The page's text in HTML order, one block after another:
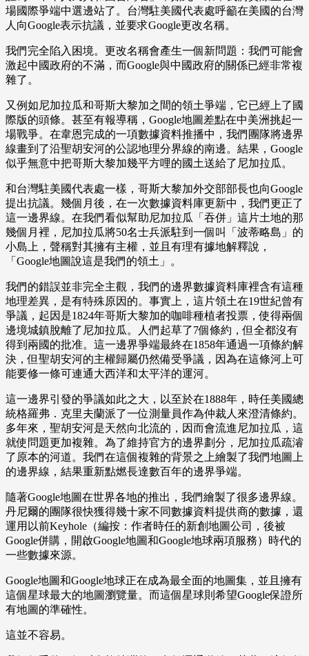
場國際爭端中選邊站了。台灣駐美國代表處呼籲在美國的台灣
人向Google表示抗議，並要求Google更改名稱。
我們完全陷入困境。更改名稱會產生一個新問題：我們可能會
激起中國政府的不滿，而Google與中國政府的關係已經非常複
雜了。
又例如尼加拉瓜和哥斯大黎加之間的領土爭端，它已經上了國
際版的頭條。甚至有報導稱，Google地圖差點在中美洲挑起一
場戰爭。在韋恩完成的一項數據資料推播中，我們團隊將邊界
線畫到了沿聖胡安河的公認地理分界線的南邊。結果，Google
似乎無意中把哥斯大黎加幾平方哩的國土送給了尼加拉瓜。
和台灣駐美國代表處一樣，哥斯大黎加外交部部長也向Google
提出抗議。幾個月後，在一次數據資料庫更新中，我們更正了
這一邊界線。在我們看似幫助尼加拉瓜「吞併」這片土地的那
幾個月裡，尼加拉瓜將50名士兵派駐到一個叫「波蒂略島」的
小島上，聲稱對其擁有主權，並且有理有據地解釋說，
「Google地圖說這是我們的領土」。
我們的錯誤並非完全主觀，我們的邊界數據資料庫裡含有這種
地理差異，是有特殊原因的。事實上，這片領土在19世紀曾有
爭議，起因是1824年哥斯大黎加的咖啡種植者投票，使得兩個
邊境城鎮脫離了尼加拉瓜。人們起草了7個條約，但全都沒有
得到兩國的批准。這一邊界爭端最終在1858年通過一項條約解
決，但聖胡安河的主權歸屬仍然備受爭議，因為在這條河上可
能要修一條可連通大西洋和太平洋的運河。
這一邊界引發的爭議如此之大，以至於在1888年，時任美國總
統格羅弗．克里夫蘭派了一位測量員作為仲裁人來澄清條約。
多年來，聖胡安河是天然向北流的，因而會流進尼加拉瓜，這
就使問題更加複雜。為了維持官方的邊界劃分，尼加拉瓜疏濬
了原本的河道。我們在這個複雜的背景之上繪製了我們地圖上
的邊界線，結果重新點燃長達數百年的邊界爭端。
隨著Google地圖在世界各地的推出，我們繪製了很多邊界線。
丹尼爾的團隊很快獲得幾十家不同數據資料提供商的數據，還
運用以前Keyhole（編按：作者時任的新創地圖公司，後被
Google併購，開啟Google地圖和Google地球兩項服務）時代的
一些數據來源。
Google地圖和Google地球正在成為最全面的地圖集，並且擁有
這個星球最大的地圖瀏覽量。而這個星球則希望Google保證所
有地圖的準確性。
這並不容易。